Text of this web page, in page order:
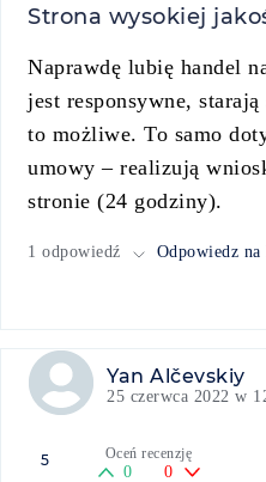
Strona wysokiej
Naprawdę lubię handel
jest responsywne,
to możliwe. To samo
umowy – realizują
stronie (24 godziny).
1 odpowiedź Odpowiedz na
Yan Alčevskiy
25 czerwca 2022 w
5 Oceń recenzję
0 0